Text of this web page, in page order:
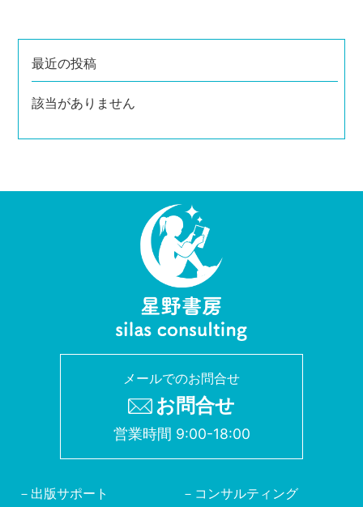
最近の投稿
該当がありません
メールでのお問合せ
お問合せ
営業時間 9:00-18:00
出版サポート コンサルティング